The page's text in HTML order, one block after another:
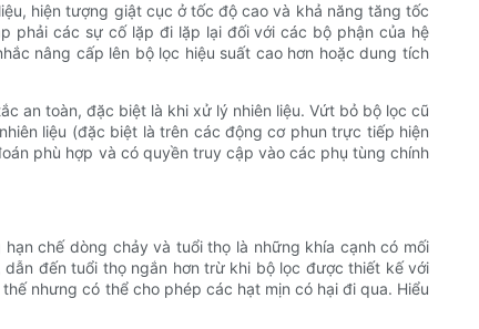
hiện tượng giật cục ở tốc độ cao và khả năng tăng tốc
phải các sự cố lặp đi lặp lại đối với các bộ phận của hệ
nâng cấp lên bộ lọc hiệu suất cao hơn hoặc dung tích
an toàn, đặc biệt là khi xử lý nhiên liệu. Vứt bỏ bộ lọc cũ
liệu (đặc biệt là trên các động cơ phun trực tiếp hiện
phù hợp và có quyền truy cập vào các phụ tùng chính
chế dòng chảy và tuổi thọ là những khía cạnh có mối
đến tuổi thọ ngắn hơn trừ khi bộ lọc được thiết kế với
nhưng có thể cho phép các hạt mịn có hại đi qua. Hiểu